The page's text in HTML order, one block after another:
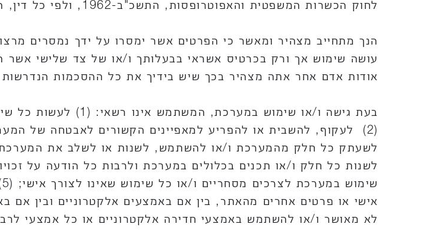
לחוק הכשרות המשפטית והאפוטרופסות, התשכ"ב-1962, ולפי כל דין, הנך נדרש שלא לעשות כל שימוש במערכת.
הנך מתחייב מצהיר ומאשר כי הפרטים אשר ימסרו על ידך נמסרים
עושה שימוש אך ורק בכרטיס אשראי בבעלותך ו/או של צד שלישי
אודות אדם אחר אתה מצהיר בכך שיש בידיך את כל ההסכמות
בעת גישה ו/או שימוש
לשעתק כל חלק מהמערכת ו/או להשתמש, לשנות או לשלב את המערכת
אישי או פרטים אחרים מהאתר, בין אם באמצעים אלקטרוניים ובין אם
לא מאושר ו/או להשתמש באמצעי חדירה אלקטרוניים או כל אמצעי